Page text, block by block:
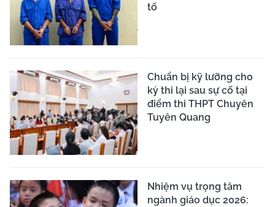
tố
Chuẩn bị kỹ lưỡng cho
kỳ thi lại sau sự cố tại
điểm thi THPT Chuyên
Tuyên Quang
Nhiệm vụ trọng tâm
ngành giáo dục 2026: